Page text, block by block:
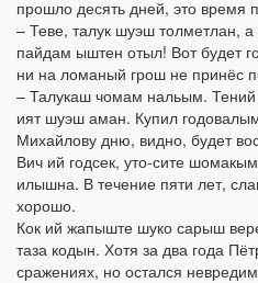
прошло десять дней, это время
– Теве, талук шуэш толметлан,
пайдам ыштен отыл! Вот будет
ни на ломаный грош не принёс
– Талукаш чомам нальым.
ият шуэш аман. Купил
Михайлову дню, видно, будет
Вич ий годсек, уто-сите
илышна. В течение пяти лет,
хорошо.
Кок ий жапыште шуко сарыш
таза кодын. Хотя за два года
сражениях, но остался